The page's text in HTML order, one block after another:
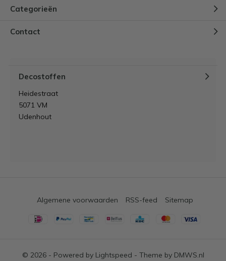
Categorieën
Contact
Decostoffen
Heidestraat
5071 VM
Udenhout
© 2026 - Powered by Lightspeed - Theme by DMWS.nl
Algemene voorwaarden RSS-feed Sitemap